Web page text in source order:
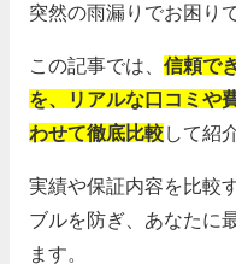
突然の雨漏りでお困り
この記事では、 信頼で
を、リアルな口コミや
わせて徹底比較して紹
実績や保証内容を比較
ブルを防ぎ、あなたに
ます。